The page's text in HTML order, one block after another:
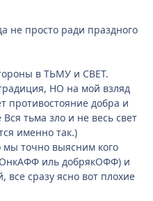
не просто ради праздного
в ТЬМУ и СВЕТ.
НО на мой взляд
противостояние добра и
тьма зло и не весь свет
именно так.)
мы точно выясним кого
иль добрякОФФ) и
все сразу ясно вот плохие